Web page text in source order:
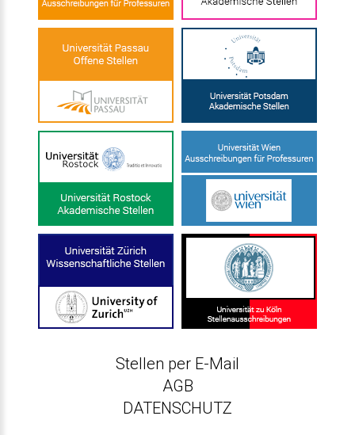
Stellen per E-Mail
AGB
DATENSCHUTZ